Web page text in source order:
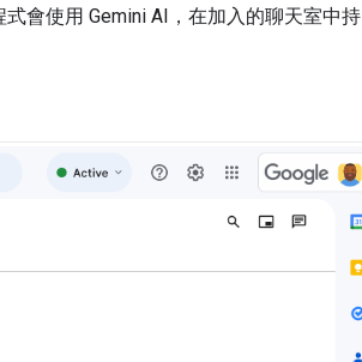
會使用 Gemini AI，在加入的聊天室中持